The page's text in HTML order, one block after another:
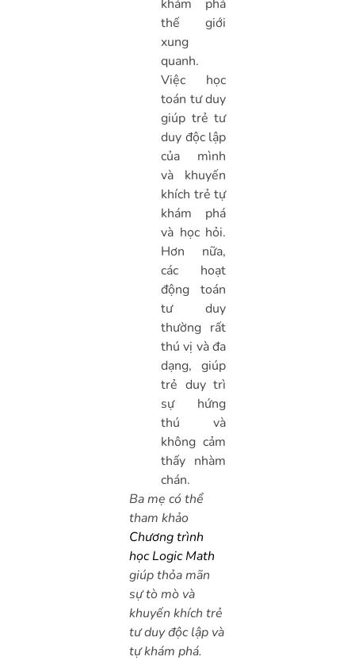
khám phá
thế giới
xung
quanh.
Việc học
toán tư duy
giúp trẻ tư
duy độc lập
của mình
và khuyến
khích trẻ tự
khám phá
và học hỏi.
Hơn nữa,
các hoạt
động toán
tư duy
thường rất
thú vị và đa
dạng, giúp
trẻ duy trì
sự hứng
thú và
không cảm
thấy nhàm
chán.
Ba mẹ có thể
tham khảo
Chương trình
học Logic Math
giúp thỏa mãn
sự tò mò và
khuyến khích trẻ
tư duy độc lập và
tự khám phá.